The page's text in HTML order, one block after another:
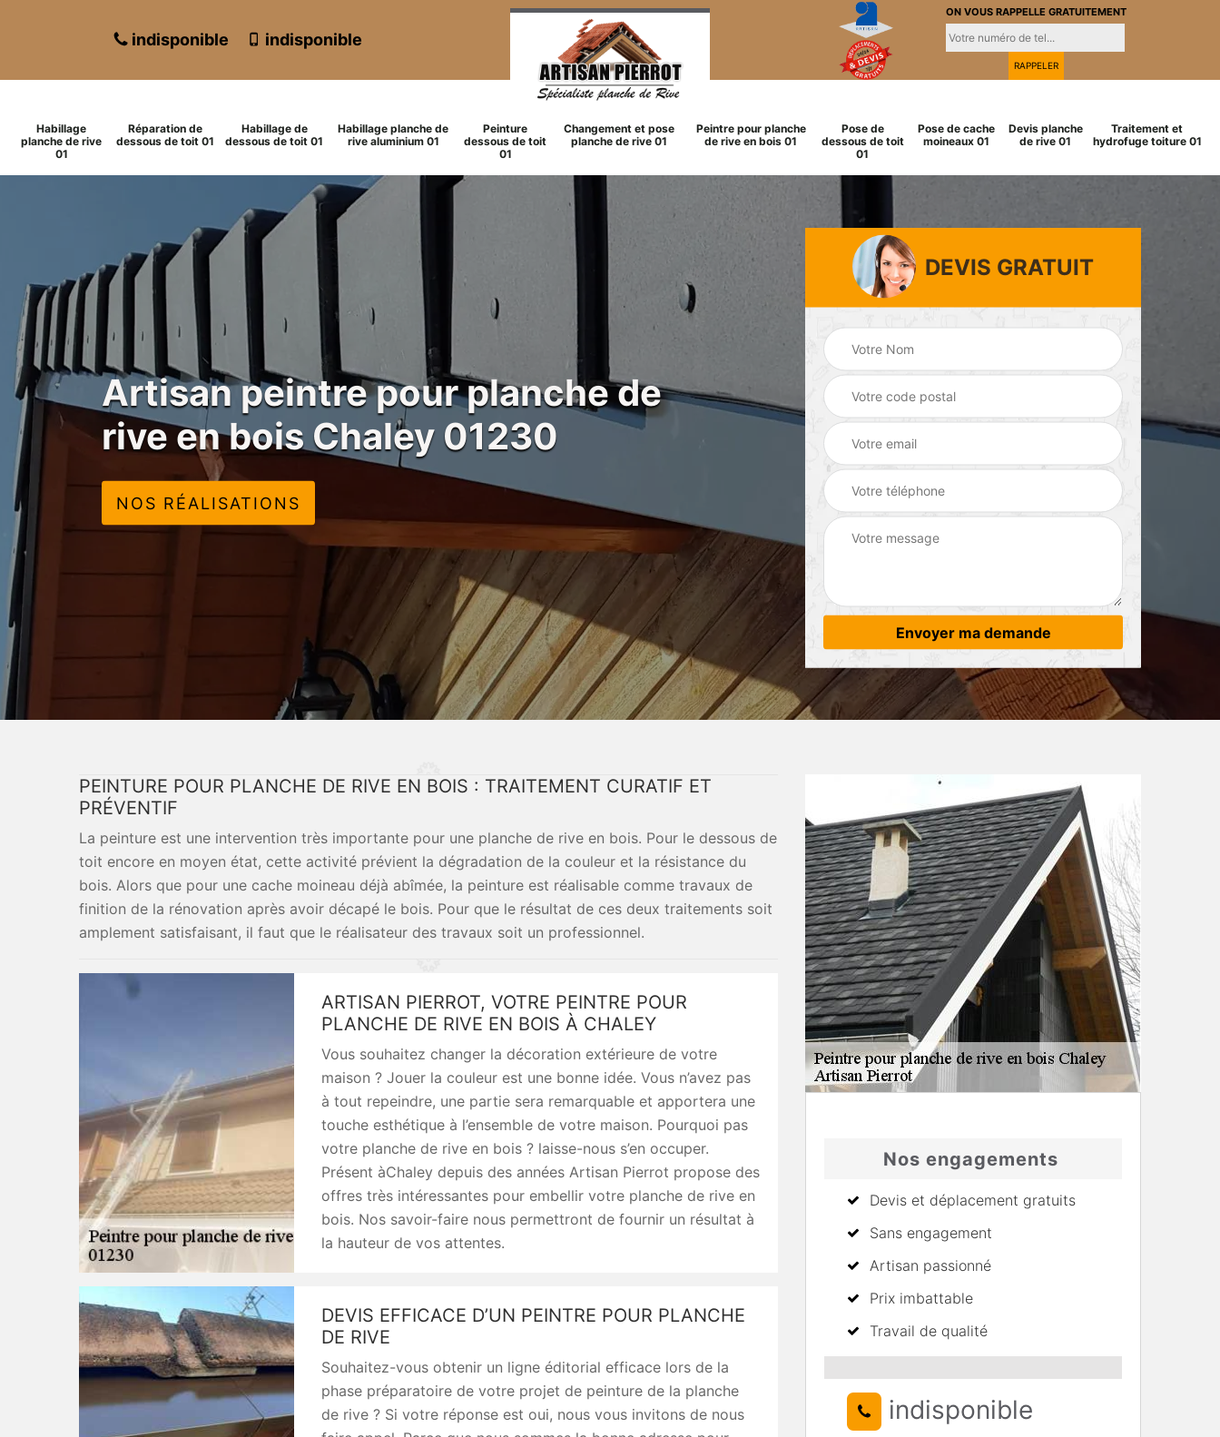
indisponible indisponible
ON VOUS RAPPELLE GRATUITEMENT
Habillage
planche de rive
01
Réparation de
dessous de toit 01
Habillage de
dessous de toit 01
Habillage planche de
rive aluminium 01
Peinture
dessous de toit
01
Changement et pose
planche de rive 01
Peintre pour planche
de rive en bois 01
Pose de
dessous de toit
01
Pose de cache
moineaux 01
Devis planche
de rive 01
Traitement et
hydrofuge toiture 01
Artisan peintre pour planche de
rive en bois Chaley 01230
NOS RÉALISATIONS
DEVIS GRATUIT
PEINTURE POUR PLANCHE DE RIVE EN BOIS : TRAITEMENT CURATIF ET
PRÉVENTIF
La peinture est une intervention très importante pour une planche de rive en bois. Pour le dessous de
toit encore en moyen état, cette activité prévient la dégradation de la couleur et la résistance du
bois. Alors que pour une cache moineau déjà abîmée, la peinture est réalisable comme travaux de
finition de la rénovation après avoir décapé le bois. Pour que le résultat de ces deux traitements soit
amplement satisfaisant, il faut que le réalisateur des travaux soit un professionnel.
ARTISAN PIERROT, VOTRE PEINTRE POUR
PLANCHE DE RIVE EN BOIS À CHALEY
Vous souhaitez changer la décoration extérieure de votre
maison ? Jouer la couleur est une bonne idée. Vous n’avez pas
à tout repeindre, une partie sera remarquable et apportera une
touche esthétique à l’ensemble de votre maison. Pourquoi pas
votre planche de rive en bois ? laisse-nous s’en occuper.
Présent àChaley depuis des années Artisan Pierrot propose des
offres très intéressantes pour embellir votre planche de rive en
bois. Nos savoir-faire nous permettront de fournir un résultat à
la hauteur de vos attentes.
DEVIS EFFICACE D’UN PEINTRE POUR PLANCHE
DE RIVE
Souhaitez-vous obtenir un ligne éditorial efficace lors de la
phase préparatoire de votre projet de peinture de la planche
de rive ? Si votre réponse est oui, nous vous invitons de nous
Nos engagements
Devis et déplacement gratuits
Sans engagement
Artisan passionné
Prix imbattable
Travail de qualité
indisponible